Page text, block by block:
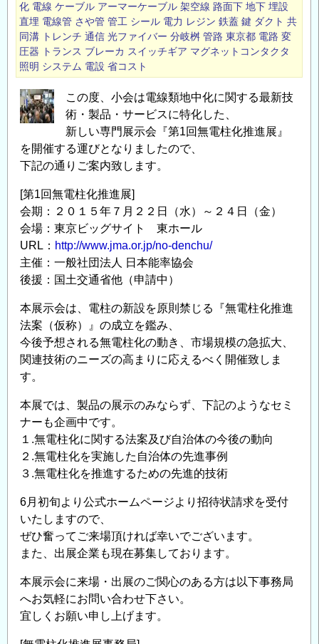
化 電線 ケーブル アーマーケーブル 架空線 路面下 地下 埋設
直埋 電線管 さや管 管工 シール 電力 レジン 鉄蓋 鍵 ダクト 共
同溝 トレンチ 通信 光ファイバー 分岐桝 管路 東京都 電路 変
圧器
トランス ブレーカ スイッチギア マグネットコンタクタ
照明 システム 電設 省コスト
この度、小会は電線類地中化に関する最新技
術・製品・サービスに特化した、
新しい専門展示会『第1回無電柱化推進展』
を開催する運びとなりましたので、
下記の通りご案内致します。
[第1回無電柱化推進展]
会期：２０１５年７月２２日（水）～２４日（金）
会場：東京ビッグサイト 東ホール
URL： http://www.jma.or.jp/no-denchu/
主催：一般社団法人 日本能率協会
後援：国土交通省他（申請中）
本展示会は、電柱の新設を原則禁じる『無電柱化推進
法案（仮称）』の成立を鑑み、
今後予想される無電柱化の動き、市場規模の急拡大、
関連技術のニーズの高まりに応えるべく開催致しま
す。
本展では、製品の展示のみならず、下記のようなセミ
ナーも企画中です。
１.無電柱化に関する法案及び自治体の今後の動向
２.無電柱化を実施した自治体の先進事例
３.無電柱化を推進するための先進的技術
6月初旬より公式ホームページより招待状請求を受付
いたしますので、
ぜひ奮ってご来場頂ければ幸いでございます。
また、出展企業も現在募集しております。
本展示会に来場・出展のご関心のある方は以下事務局
へお気軽にお問い合わせ下さい。
宜しくお願い申し上げます。